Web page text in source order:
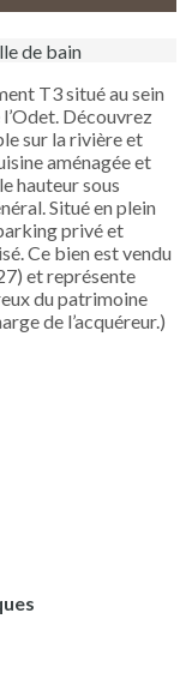
de bain
T3 situé au sein
Découvrez
sur la rivière et
aménagée et
hauteur sous
Situé en plein
privé et
Ce bien est vendu
et représente
du patrimoine
de l’acquéreur.)